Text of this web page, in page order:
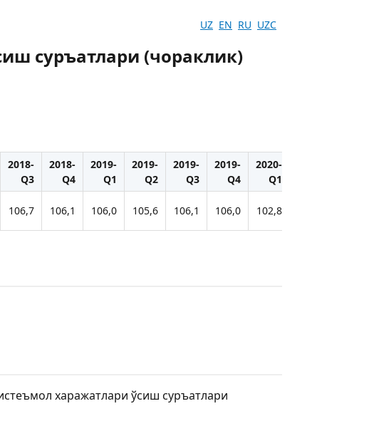
UZ EN RU UZC
суръатлари (чораклик)
2018-
Q3
2018-
Q4
2019-
Q1
2019-
Q2
2019-
Q3
2019-
Q4
2020-
Q1
106,7 106,1 106,0 105,6 106,1 106,0 102,8
харажатлари ўсиш суръатлари